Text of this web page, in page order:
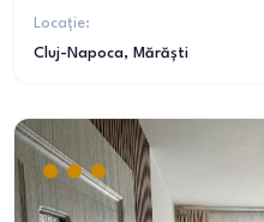
Locație:
Cluj-Napoca, Mărăști